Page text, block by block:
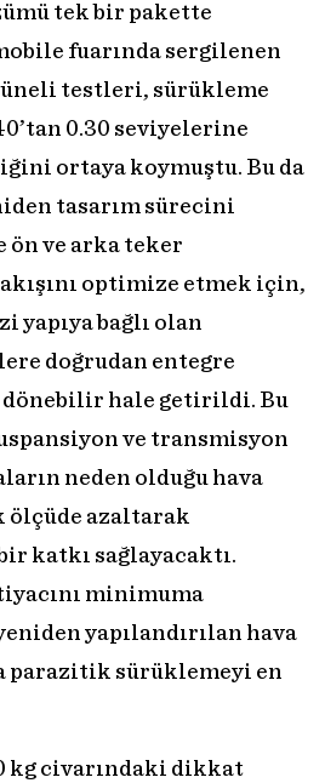
tek bir pakette
fuarında sergilenen
testleri, sürükleme
0.30 seviyelerine
ortaya koymuştu. Bu da
tasarım sürecini
ve arka teker
optimize etmek için,
yapıya bağlı olan
doğrudan entegre
dönebilir hale getirildi. Bu
ve transmisyon
neden olduğu hava
ölçüde azaltarak
katkı sağlayacaktı.
minimuma
yapılandırılan hava
parazitik sürüklemeyi en
kg civarındaki dikkat